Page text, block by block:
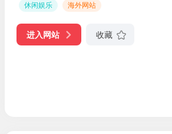
休闲娱乐 海外网站
进入网站 收藏